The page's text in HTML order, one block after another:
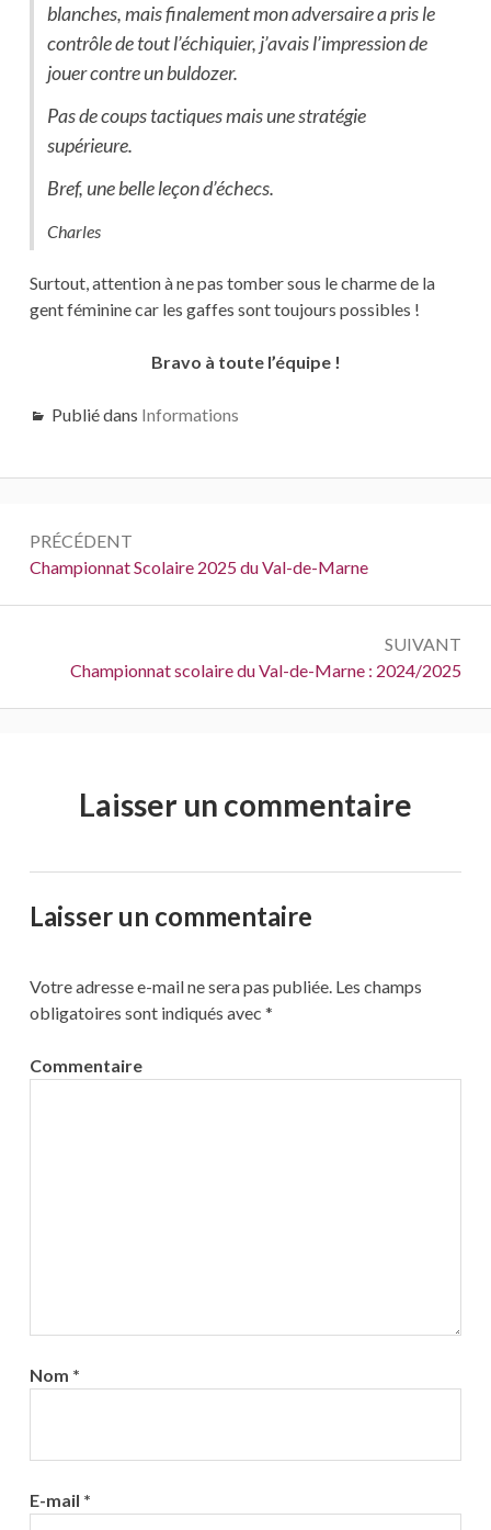
blanches, mais finalement mon adversaire a pris le
contrôle de tout l’échiquier, j’avais l’impression de
jouer contre un buldozer.
Pas de coups tactiques mais une stratégie
supérieure.
Bref, une belle leçon d’échecs.
Charles
Surtout, attention à ne pas tomber sous le charme de la
gent féminine car les gaffes sont toujours possibles !
Bravo à toute l’équipe !
Publié dans Informations
Navigation
de
l’article
PRÉCÉDENT
Précédent :
Championnat Scolaire 2025 du Val-de-Marne
SUIVANT
Suivant :
Championnat scolaire du Val-de-Marne : 2024/2025
Laisser un commentaire
Laisser un commentaire
Votre adresse e-mail ne sera pas publiée.Les champs
obligatoires sont indiqués avec *
Commentaire
Nom *
E-mail *